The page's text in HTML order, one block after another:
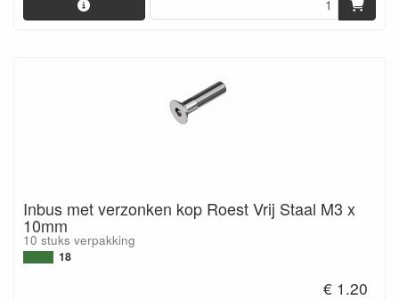
Inbus met verzonken kop Roest Vrij Staal M3 x
10mm
10 stuks verpakking
18
€ 1.20